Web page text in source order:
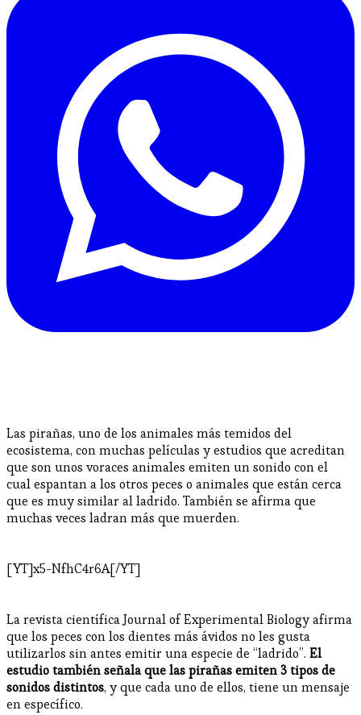
Las pirañas, uno de los animales más temidos del
ecosistema, con muchas películas y estudios que acreditan
que son unos voraces animales emiten un sonido con el
cual espantan a los otros peces o animales que están cerca
que es muy similar al ladrido. También se afirma que
muchas veces ladran más que muerden.
[YT]x5-NfhC4r6A[/YT]
La revista científica Journal of Experimental Biology afirma
que los peces con los dientes más ávidos no les gusta
utilizarlos sin antes emitir una especie de “ladrido”. El
estudio también señala que las pirañas emiten 3 tipos de
sonidos distintos, y que cada uno de ellos, tiene un mensaje
en específico.